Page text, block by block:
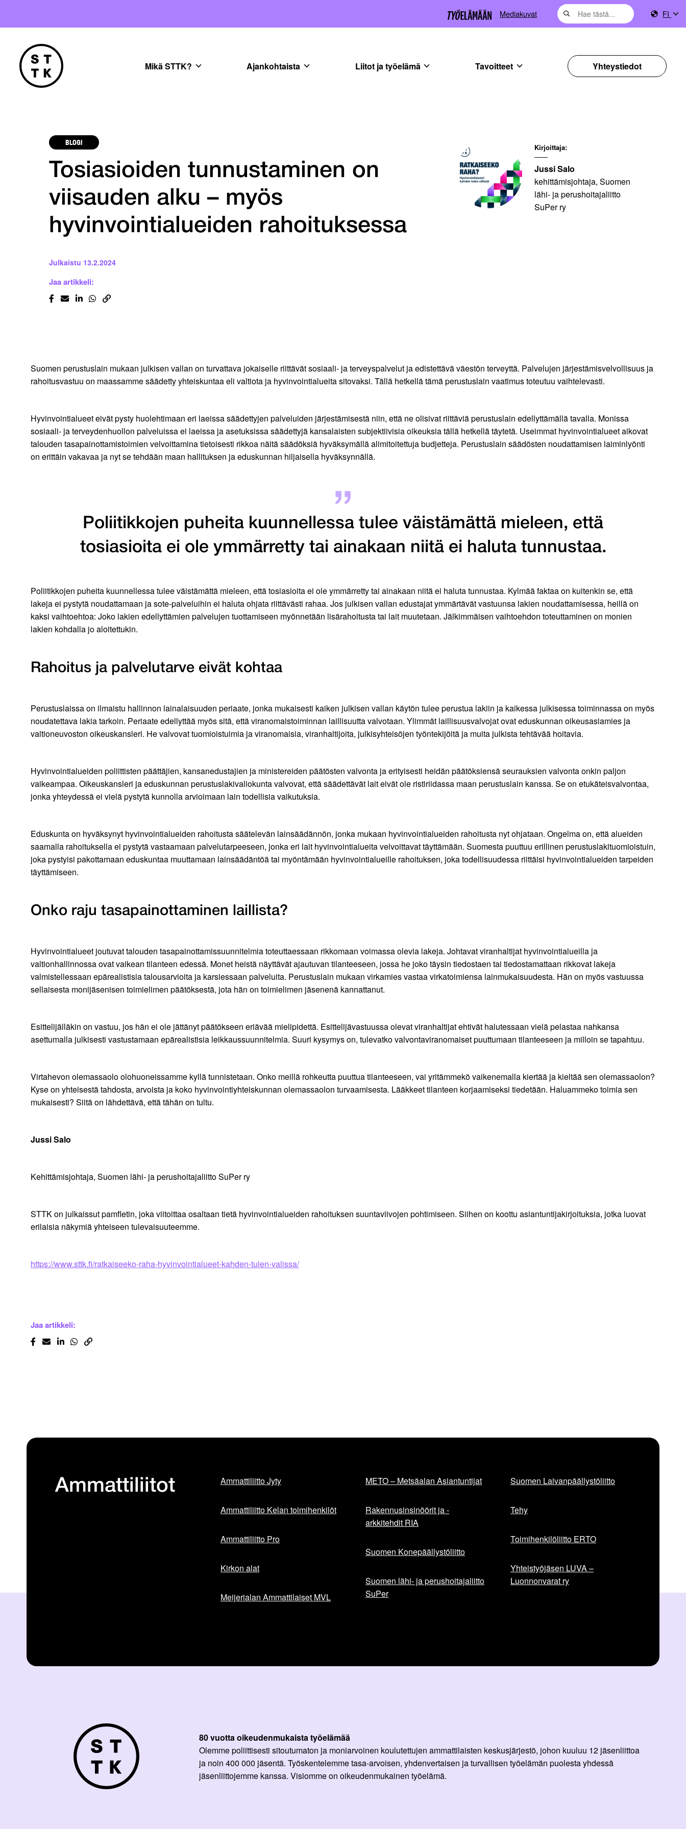
Mediakuvat FI
Mikä STTK? Ajankohtaista Liitot ja työelämä Tavoitteet Yhteystiedot
BLOGI
Tosiasioiden tunnustaminen on
viisauden alku – myös
hyvinvointialueiden rahoituksessa
Julkaistu 13.2.2024
Kirjoittaja:
Jussi Salo
kehittämisjohtaja, Suomen
lähi- ja perushoitajaliitto
SuPer ry
Jaa artikkeli:
Suomen perustuslain mukaan julkisen vallan on turvattava jokaiselle riittävät sosiaali- ja terveyspalvelut ja edistettävä väestön terveyttä. Palvelujen järjestämisvelvollisuus ja
rahoitusvastuu on maassamme säädetty yhteiskuntaa eli valtiota ja hyvinvointialueita sitovaksi. Tällä hetkellä tämä perustuslain vaatimus toteutuu vaihtelevasti.
Hyvinvointialueet eivät pysty huolehtimaan eri laeissa säädettyjen palveluiden järjestämisestä niin, että ne olisivat riittäviä perustuslain edellyttämällä tavalla. Monissa
sosiaali- ja terveydenhuollon palveluissa ei laeissa ja asetuksissa säädettyjä kansalaisten subjektiivisia oikeuksia tällä hetkellä täytetä. Useimmat hyvinvointialueet aikovat
talouden tasapainottamistoimien velvoittamina tietoisesti rikkoa näitä säädöksiä hyväksymällä alimitoitettuja budjetteja. Perustuslain säädösten noudattamisen laiminlyönti
on erittäin vakavaa ja nyt se tehdään maan hallituksen ja eduskunnan hiljaisella hyväksynnällä.
Poliitikkojen puheita kuunnellessa tulee väistämättä mieleen, että
tosiasioita ei ole ymmärretty tai ainakaan niitä ei haluta tunnustaa.
Poliitikkojen puheita kuunnellessa tulee väistämättä mieleen, että tosiasioita ei ole ymmärretty tai ainakaan niitä ei haluta tunnustaa. Kylmää faktaa on kuitenkin se, että
lakeja ei pystytä noudattamaan ja sote-palveluihin ei haluta ohjata riittävästi rahaa. Jos julkisen vallan edustajat ymmärtävät vastuunsa lakien noudattamisessa, heillä on
kaksi vaihtoehtoa: Joko lakien edellyttämien palvelujen tuottamiseen myönnetään lisärahoitusta tai lait muutetaan. Jälkimmäisen vaihtoehdon toteuttaminen on monien
lakien kohdalla jo aloitettukin.
Rahoitus ja palvelutarve eivät kohtaa
Perustuslaissa on ilmaistu hallinnon lainalaisuuden periaate, jonka mukaisesti kaiken julkisen vallan käytön tulee perustua lakiin ja kaikessa julkisessa toiminnassa on myös
noudatettava lakia tarkoin. Periaate edellyttää myös sitä, että viranomaistoiminnan laillisuutta valvotaan. Ylimmät laillisuusvalvojat ovat eduskunnan oikeusasiamies ja
valtioneuvoston oikeuskansleri. He valvovat tuomioistuimia ja viranomaisia, viranhaltijoita, julkisyhteisöjen työntekijöitä ja muita julkista tehtävää hoitavia.
Hyvinvointialueiden poliittisten päättäjien, kansanedustajien ja ministereiden päätösten valvonta ja erityisesti heidän päätöksiensä seurauksien valvonta onkin paljon
vaikeampaa. Oikeuskansleri ja eduskunnan perustuslakivaliokunta valvovat, että säädettävät lait eivät ole ristiriidassa maan perustuslain kanssa. Se on etukäteisvalvontaa,
jonka yhteydessä ei vielä pystytä kunnolla arvioimaan lain todellisia vaikutuksia.
Eduskunta on hyväksynyt hyvinvointialueiden rahoitusta säätelevän lainsäädännön, jonka mukaan hyvinvointialueiden rahoitusta nyt ohjataan. Ongelma on, että alueiden
saamalla rahoituksella ei pystytä vastaamaan palvelutarpeeseen, jonka eri lait hyvinvointialueita velvoittavat täyttämään. Suomesta puuttuu erillinen perustuslakituomioistuin,
joka pystyisi pakottamaan eduskuntaa muuttamaan lainsäädäntöä tai myöntämään hyvinvointialueille rahoituksen, joka todellisuudessa riittäisi hyvinvointialueiden tarpeiden
täyttämiseen.
Onko raju tasapainottaminen laillista?
Hyvinvointialueet joutuvat talouden tasapainottamissuunnitelmia toteuttaessaan rikkomaan voimassa olevia lakeja. Johtavat viranhaltijat hyvinvointialueilla ja
valtionhallinnossa ovat vaikean tilanteen edessä. Monet heistä näyttävät ajautuvan tilanteeseen, jossa he joko täysin tiedostaen tai tiedostamattaan rikkovat lakeja
valmistellessaan epärealistisia talousarvioita ja karsiessaan palveluita. Perustuslain mukaan virkamies vastaa virkatoimiensa lainmukaisuudesta. Hän on myös vastuussa
sellaisesta monijäsenisen toimielimen päätöksestä, jota hän on toimielimen jäsenenä kannattanut.
Esittelijälläkin on vastuu, jos hän ei ole jättänyt päätökseen eriävää mielipidettä. Esittelijävastuussa olevat viranhaltijat ehtivät halutessaan vielä pelastaa nahkansa
asettumalla julkisesti vastustamaan epärealistisia leikkaussuunnitelmia. Suuri kysymys on, tulevatko valvontaviranomaiset puuttumaan tilanteeseen ja milloin se tapahtuu.
Virtahevon olemassaolo olohuoneissamme kyllä tunnistetaan. Onko meillä rohkeutta puuttua tilanteeseen, vai yritämmekö vaikenemalla kiertää ja kieltää sen olemassaolon?
Kyse on yhteisestä tahdosta, arvoista ja koko hyvinvointiyhteiskunnan olemassaolon turvaamisesta. Lääkkeet tilanteen korjaamiseksi tiedetään. Haluammeko toimia sen
mukaisesti? Siitä on lähdettävä, että tähän on tultu.
Jussi Salo
Kehittämisjohtaja, Suomen lähi- ja perushoitajaliitto SuPer ry
STTK on julkaissut pamfletin, joka viitoittaa osaltaan tietä hyvinvointialueiden rahoituksen suuntaviivojen pohtimiseen. Siihen on koottu asiantuntijakirjoituksia, jotka luovat
erilaisia näkymiä yhteiseen tulevaisuuteemme.
https://www.sttk.fi/ratkaiseeko-raha-hyvinvointialueet-kahden-tulen-valissa/
Jaa artikkeli:
Ammattiliitot Ammattiliitto Jyty
Ammattiliitto Kelan toimihenkilöt
Ammattiliitto Pro
Kirkon alat
Meijerialan Ammattilaiset MVL
METO – Metsäalan Asiantuntijat
Rakennusinsinöörit ja -
arkkitehdit RIA
Suomen Konepäällystöliitto
Suomen lähi- ja perushoitajaliitto
SuPer
Suomen Laivanpäällystöliitto
Tehy
Toimihenkilöliitto ERTO
Yhteistyöjäsen LUVA –
Luonnonvarat ry
80 vuotta oikeudenmukaista työelämää
Olemme poliittisesti sitoutumaton ja moniarvoinen koulutettujen ammattilaisten keskusjärjestö, johon kuuluu 12 jäsenliittoa
ja noin 400 000 jäsentä. Työskentelemme tasa-arvoisen, yhdenvertaisen ja turvallisen työelämän puolesta yhdessä
jäsenliittojemme kanssa. Visiomme on oikeudenmukainen työelämä.